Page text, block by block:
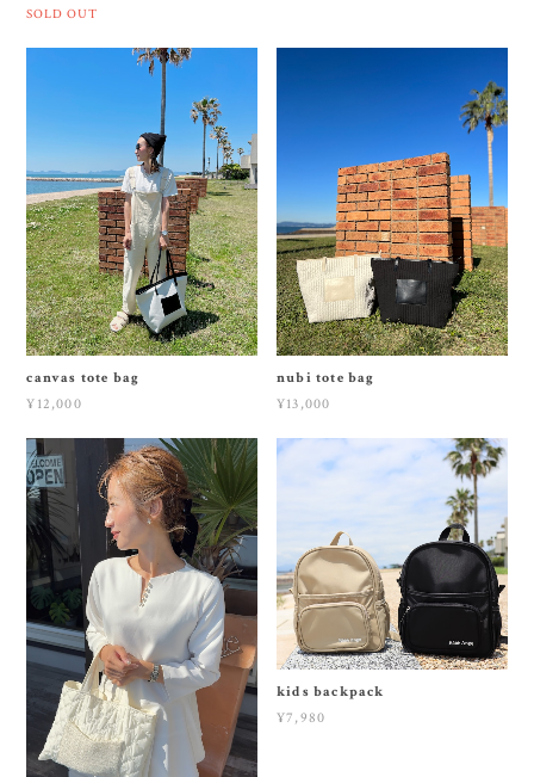
SOLD OUT
canvas tote bag
¥12,000
nubi tote bag
¥13,000
kids backpack
¥7,980